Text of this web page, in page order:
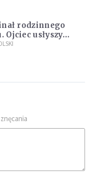
rodzinnego
Ojciec usłyszy